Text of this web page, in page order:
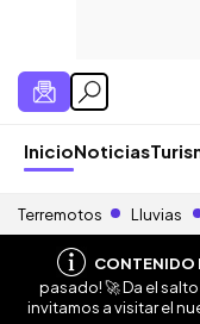
InicioNoticias
Terremotos Lluvias
CONTENIDO
pasado! 🚀 Da el
invitamos a visitar el